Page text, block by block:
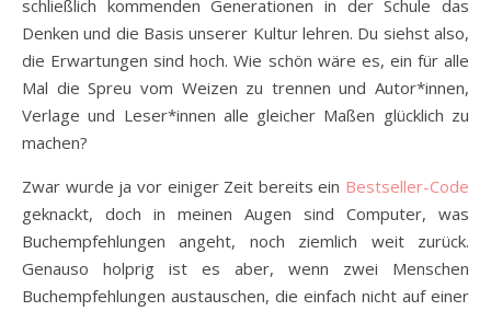
schließlich kommenden Generationen in der Schule das
Denken und die Basis unserer Kultur lehren. Du siehst also,
die Erwartungen sind hoch. Wie schön wäre es, ein für alle
Mal die Spreu vom Weizen zu trennen und Autor*innen,
Verlage und Leser*innen alle gleicher Maßen glücklich zu
machen?
Zwar wurde ja vor einiger Zeit bereits ein Bestseller-Code
geknackt, doch in meinen Augen sind Computer, was
Buchempfehlungen angeht, noch ziemlich weit zurück.
Genauso holprig ist es aber, wenn zwei Menschen
Buchempfehlungen austauschen, die einfach nicht auf einer